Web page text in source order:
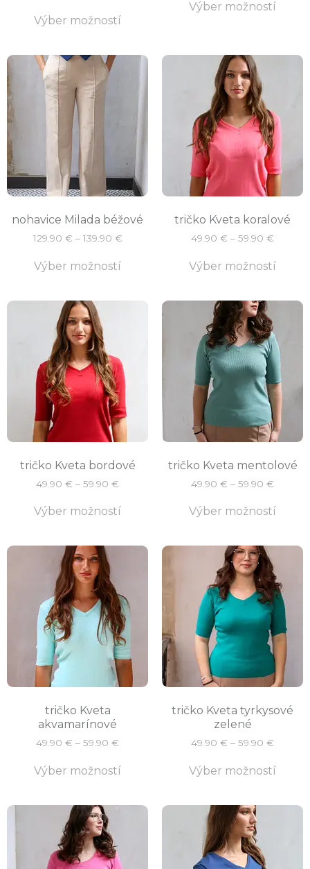
Výber možností
Výber možností
nohavice Milada béžové
129.90 € – 139.90 €
Výber možností
tričko Kveta koralové
49.90 € – 59.90 €
Výber možností
tričko Kveta bordové
49.90 € – 59.90 €
Výber možností
tričko Kveta mentolové
49.90 € – 59.90 €
Výber možností
tričko Kveta
akvamarínové
49.90 € – 59.90 €
Výber možností
tričko Kveta tyrkysové
zelené
49.90 € – 59.90 €
Výber možností